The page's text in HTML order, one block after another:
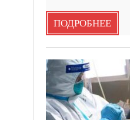
ПОДРОБНЕЕ